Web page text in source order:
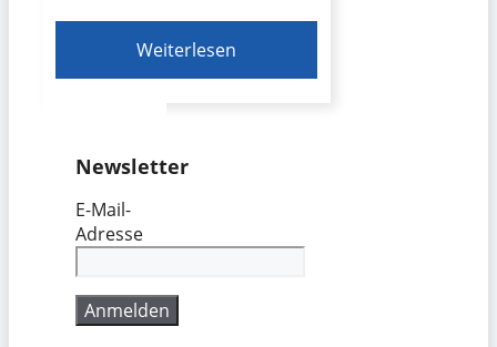
Weiterlesen
Newsletter
E-Mail-
Adresse